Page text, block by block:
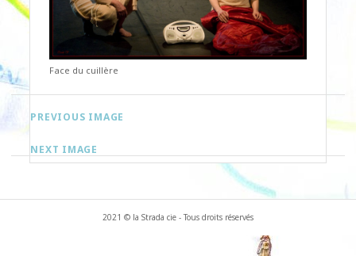
Face du cuillère
PREVIOUS IMAGE
NEXT IMAGE
2021 © la Strada cie - Tous droits réservés